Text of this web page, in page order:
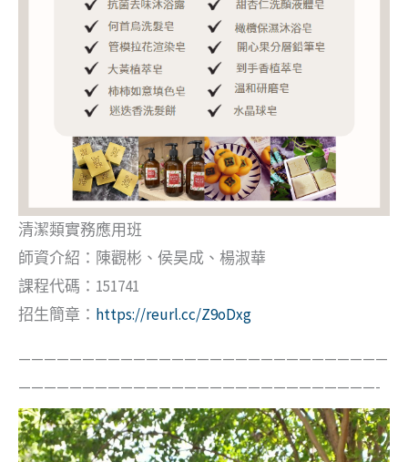
清潔類實務應用班
師資介紹：陳觀彬、侯昊成、楊淑華
課程代碼：151741
招生簡章： https://reurl.cc/Z9oDxg
—————————————————————————————
————————————————————————————-